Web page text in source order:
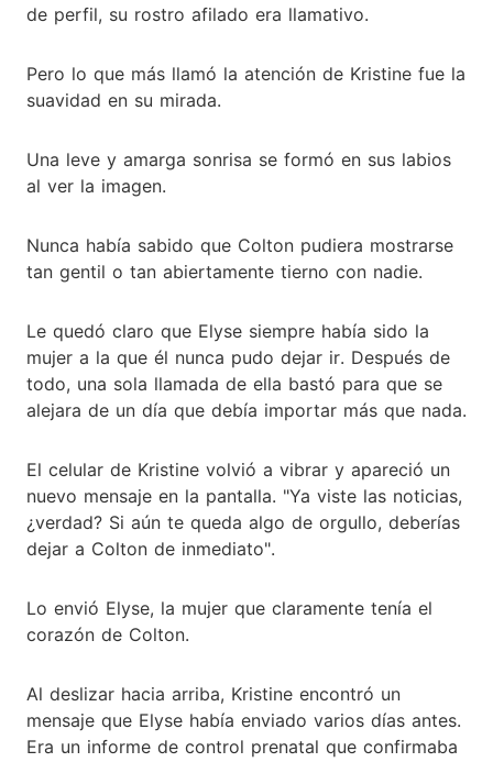
de perfil, su rostro afilado era llamativo.
Pero lo que más llamó la atención de Kristine fue la
suavidad en su mirada.
Una leve y amarga sonrisa se formó en sus labios
al ver la imagen.
Nunca había sabido que Colton pudiera mostrarse
tan gentil o tan abiertamente tierno con nadie.
Le quedó claro que Elyse siempre había sido la
mujer a la que él nunca pudo dejar ir. Después de
todo, una sola llamada de ella bastó para que se
alejara de un día que debía importar más que nada.
El celular de Kristine volvió a vibrar y apareció un
nuevo mensaje en la pantalla. "Ya viste las noticias,
¿verdad? Si aún te queda algo de orgullo, deberías
dejar a Colton de inmediato".
Lo envió Elyse, la mujer que claramente tenía el
corazón de Colton.
Al deslizar hacia arriba, Kristine encontró un
mensaje que Elyse había enviado varios días antes.
Era un informe de control prenatal que confirmaba